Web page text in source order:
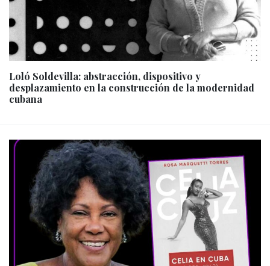
Loló Soldevilla: abstracción, dispositivo y
desplazamiento en la construcción de la modernidad
cubana